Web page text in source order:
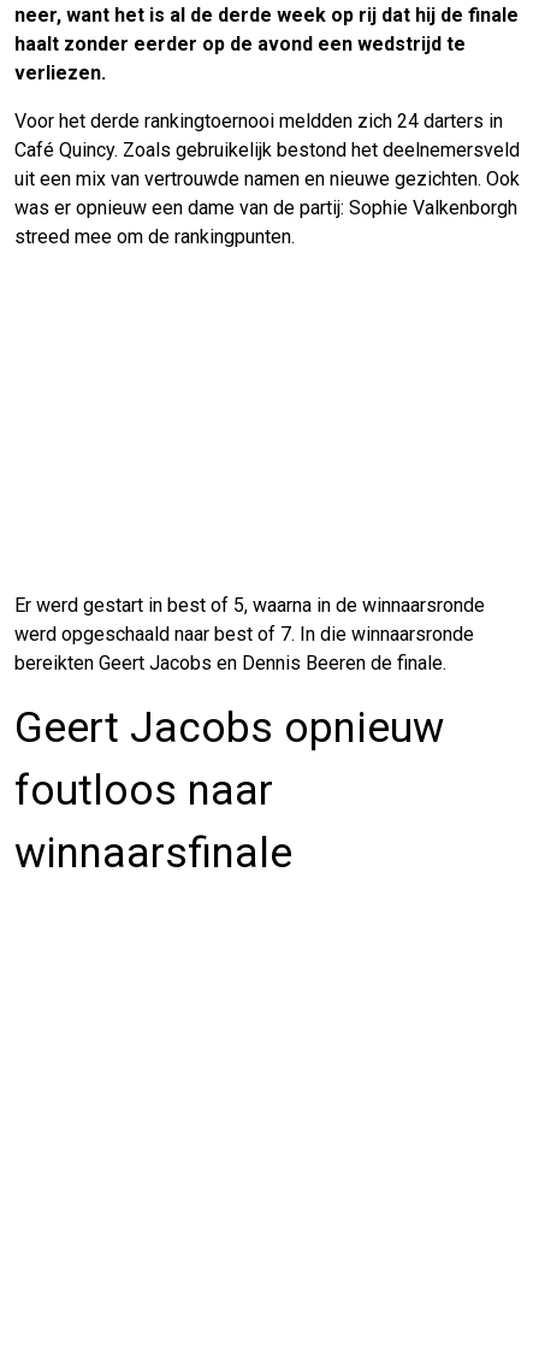
neer, want het is al de derde week op rij dat hij de finale
haalt zonder eerder op de avond een wedstrijd te
verliezen.
Voor het derde rankingtoernooi meldden zich 24 darters in
Café Quincy. Zoals gebruikelijk bestond het deelnemersveld
uit een mix van vertrouwde namen en nieuwe gezichten. Ook
was er opnieuw een dame van de partij: Sophie Valkenborgh
streed mee om de rankingpunten.
Er werd gestart in best of 5, waarna in de winnaarsronde
werd opgeschaald naar best of 7. In die winnaarsronde
bereikten Geert Jacobs en Dennis Beeren de finale.
Geert Jacobs opnieuw
foutloos naar
winnaarsfinale